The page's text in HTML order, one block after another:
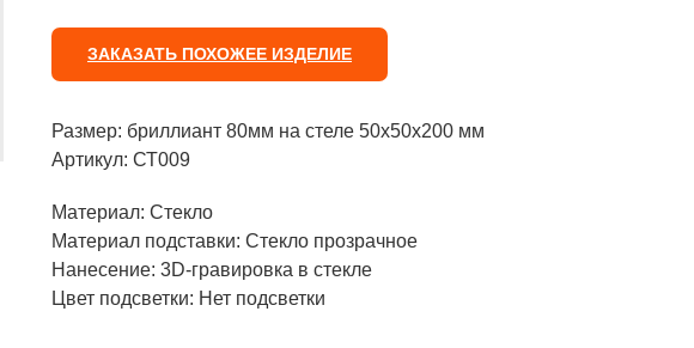
ЗАКАЗАТЬ ПОХОЖЕЕ ИЗДЕЛИЕ
Размер: бриллиант 80мм на стеле 50х50х200 мм
Артикул: СТ009
Материал: Стекло
Материал подставки: Стекло прозрачное
Нанесение: 3D-гравировка в стекле
Цвет подсветки: Нет подсветки